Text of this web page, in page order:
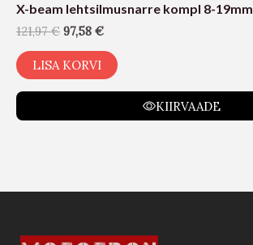
X-beam lehtsilmusnarre kompl 8-19mm
121,97€ 97,58 €
LISA KORVI
KIIRVAADE